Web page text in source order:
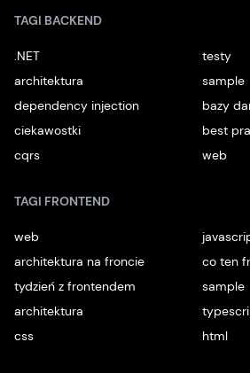
TAGI BACKEND
.NET
testy
architektura
sample
dependency injection
bazy
ciekawostki
best
cqrs
web
TAGI FRONTEND
web
architektura na froncie
co ten
tydzień z frontendem
sample
architektura
css
html